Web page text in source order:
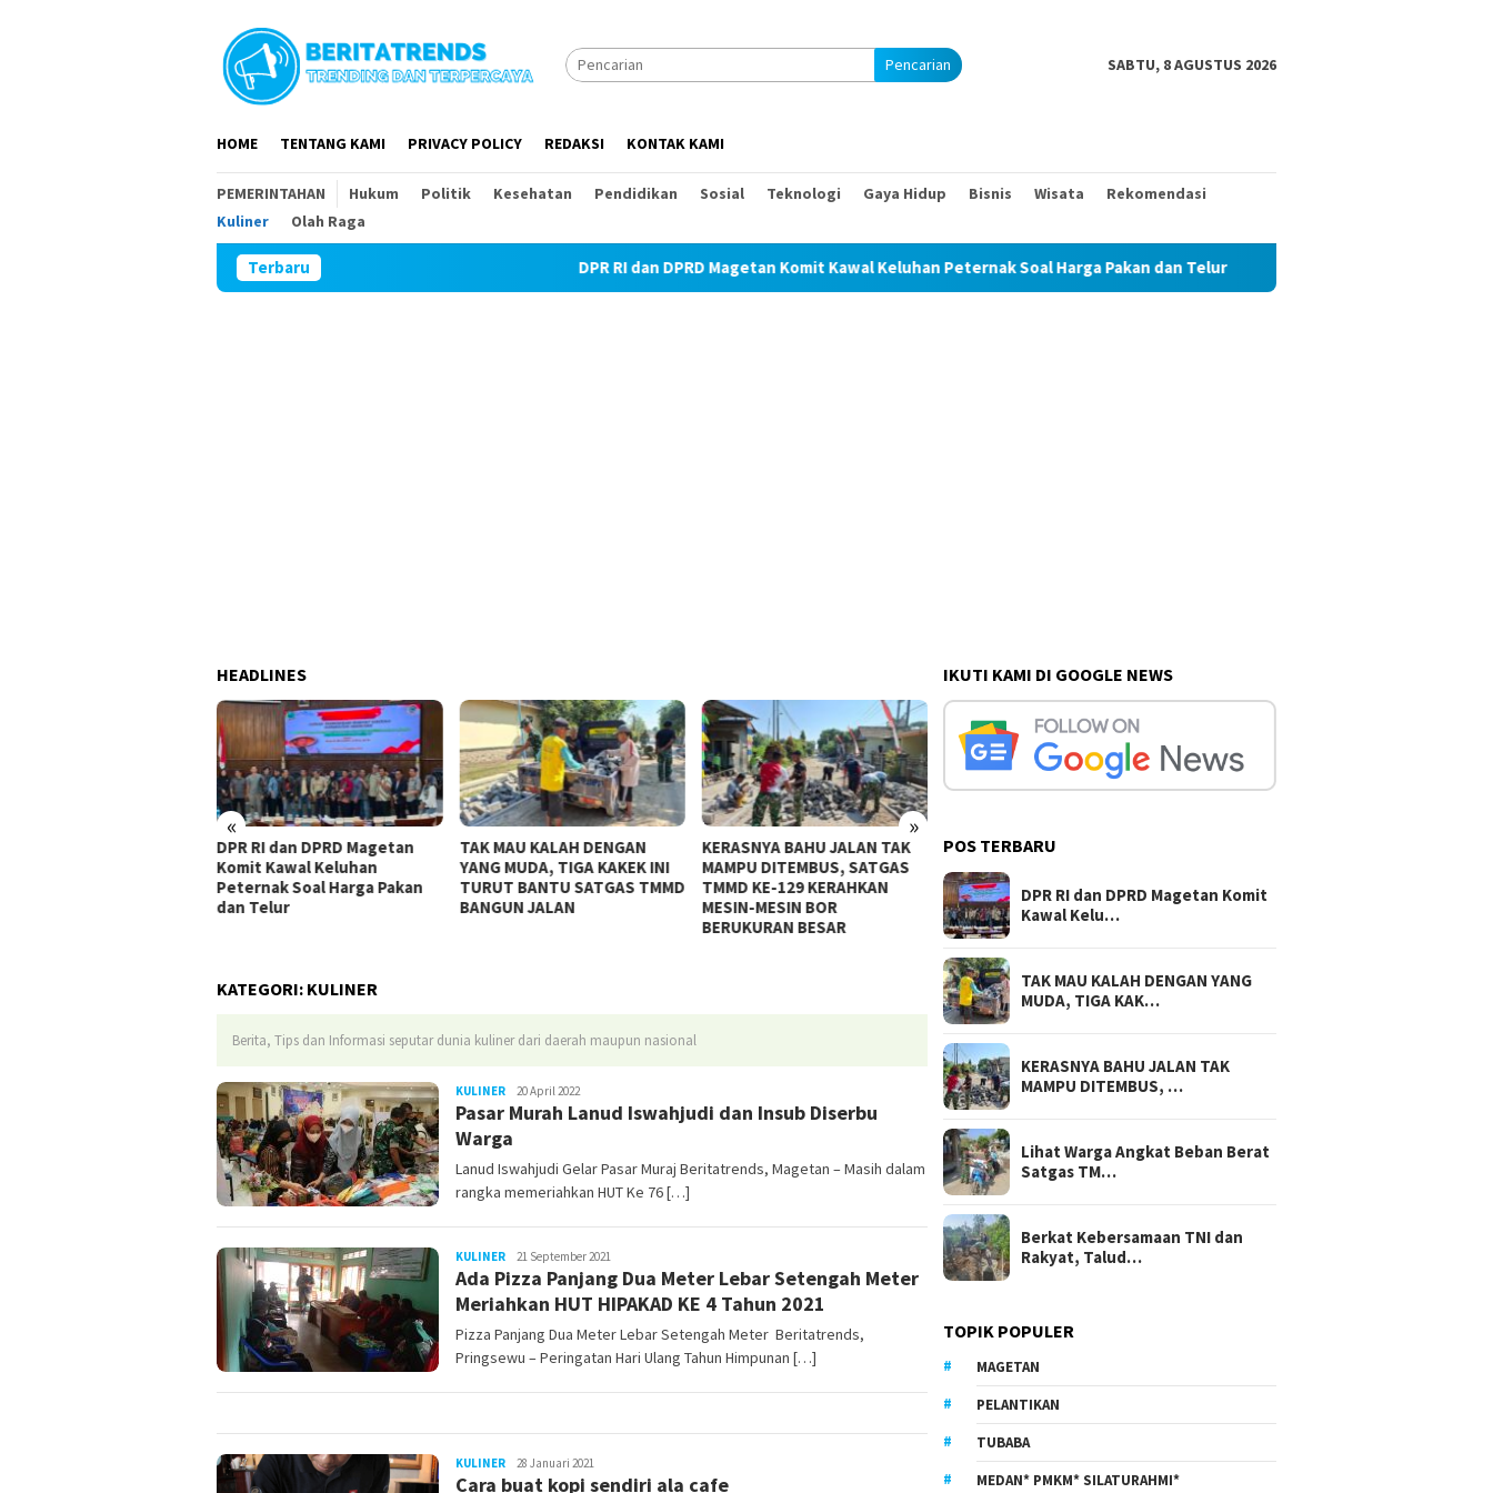
Pencarian SABTU, 8 AGUSTUS 2026
HOME TENTANG KAMI PRIVACY POLICY REDAKSI KONTAK KAMI
PEMERINTAHAN Hukum Politik Kesehatan Pendidikan Sosial Teknologi Gaya Hidup Bisnis Wisata
Rekomendasi
Kuliner
Olah Raga
Terbaru DPR RI dan DPRD Magetan Komit Kawal Keluhan Peternak Soal Harga Pakan dan Telur
HEADLINES
« »
DPR RI dan DPRD Magetan
Komit Kawal Keluhan
Peternak Soal Harga Pakan
dan Telur
TAK MAU KALAH DENGAN
YANG MUDA, TIGA KAKEK INI
TURUT BANTU SATGAS TMMD
BANGUN JALAN
KERASNYA BAHU JALAN TAK
MAMPU DITEMBUS, SATGAS
TMMD KE-129 KERAHKAN
MESIN-MESIN BOR
BERUKURAN BESAR
Lihat Warga Angkat Beban
Berat Satgas TMMD 129 Bulu
Lor Cekatan Ulurkan Bantuan
Sasaran 1 Hari Ini Finishing
KATEGORI: KULINER
Berita, Tips dan Informasi seputar dunia kuliner dari daerah maupun nasional
KULINER LilikAbdi
20 April 2022
Pasar Murah Lanud Iswahjudi dan Insub Diserbu
Warga
Lanud Iswahjudi Gelar Pasar Muraj Beritatrends, Magetan – Masih dalam
rangka memeriahkan HUT Ke 76 […]
KULINER LilikAbdi
21 September 2021
Ada Pizza Panjang Dua Meter Lebar Setengah Meter
Meriahkan HUT HIPAKAD KE 4 Tahun 2021
Pizza Panjang Dua Meter Lebar Setengah Meter Beritatrends,
Pringsewu – Peringatan Hari Ulang Tahun Himpunan […]
KULINER BeritaTrends
28 Januari 2021
Cara buat kopi sendiri ala cafe
IKUTI KAMI DI GOOGLE NEWS
POS TERBARU
DPR RI dan DPRD Magetan Komit
Kawal Kelu…
TAK MAU KALAH DENGAN YANG
MUDA, TIGA KAK…
KERASNYA BAHU JALAN TAK
MAMPU DITEMBUS, …
Lihat Warga Angkat Beban Berat
Satgas TM…
Berkat Kebersamaan TNI dan
Rakyat, Talud…
TOPIK POPULER
MAGETAN
PELANTIKAN
TUBABA
MEDAN* PMKM* SILATURAHMI*